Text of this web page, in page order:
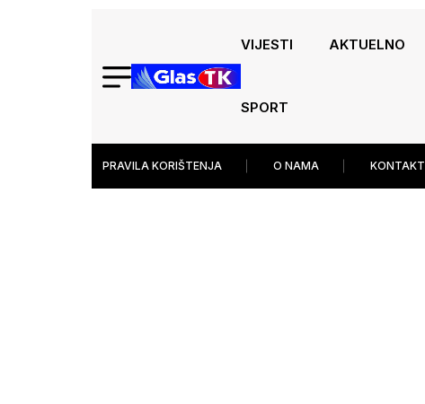
VIJESTI AKTUELNO
SPORT
PRAVILA KORIŠTENJA O NAMA KONTAKT